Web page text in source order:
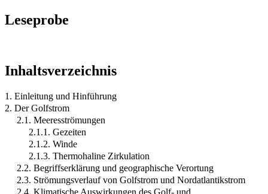
Leseprobe
Inhaltsverzeichnis
1. Einleitung und Hinführung
2. Der Golfstrom
2.1. Meeresströmungen
2.1.1. Gezeiten
2.1.2. Winde
2.1.3. Thermohaline Zirkulation
2.2. Begriffserklärung und geographische Verortung
2.3. Strömungsverlauf von Golfstrom und Nordatlantikstrom
2.4. Klimatische Auswirkungen des Golf- und